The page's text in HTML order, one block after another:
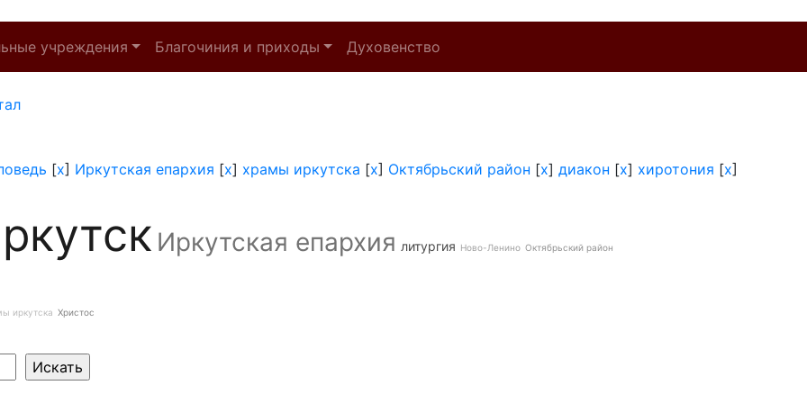
учреждения Благочиния и приходы Духовенство
[x] Иркутская епархия [x] храмы иркутска [x] Октябрьский район [x] диакон [x] хиротония [x]
Иркутская епархия литургия Ново-Ленино Октябрьский район
иркутска Христос